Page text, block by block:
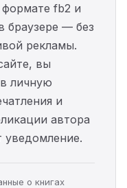
формате fb2 и
браузере — без
рекламы.
вы
личную
и
автора
о книгах